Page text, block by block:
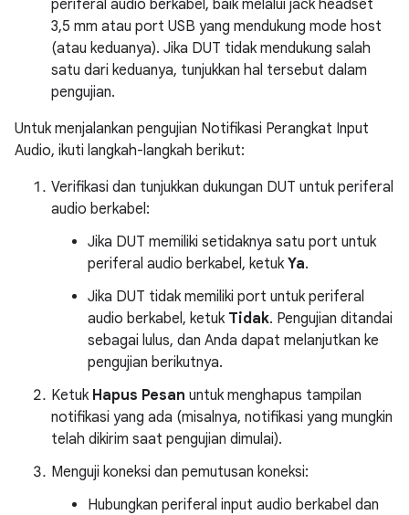
periferal audio berkabel, baik melalui jack headset
3,5 mm atau port USB yang mendukung mode host
(atau keduanya). Jika DUT tidak mendukung salah
satu dari keduanya, tunjukkan hal tersebut dalam
pengujian.
Untuk menjalankan pengujian Notifikasi Perangkat Input
Audio, ikuti langkah-langkah berikut:
Verifikasi dan tunjukkan dukungan DUT untuk periferal
audio berkabel:
Jika DUT memiliki setidaknya satu port untuk
periferal audio berkabel, ketuk Ya.
Jika DUT tidak memiliki port untuk periferal
audio berkabel, ketuk Tidak. Pengujian ditandai
sebagai lulus, dan Anda dapat melanjutkan ke
pengujian berikutnya.
Ketuk Hapus Pesan untuk menghapus tampilan
notifikasi yang ada (misalnya, notifikasi yang mungkin
telah dikirim saat pengujian dimulai).
Menguji koneksi dan pemutusan koneksi:
Hubungkan periferal input audio berkabel dan